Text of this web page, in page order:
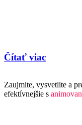
Čítať viac
Zaujmite, vysvetlite a
efektívnejšie s